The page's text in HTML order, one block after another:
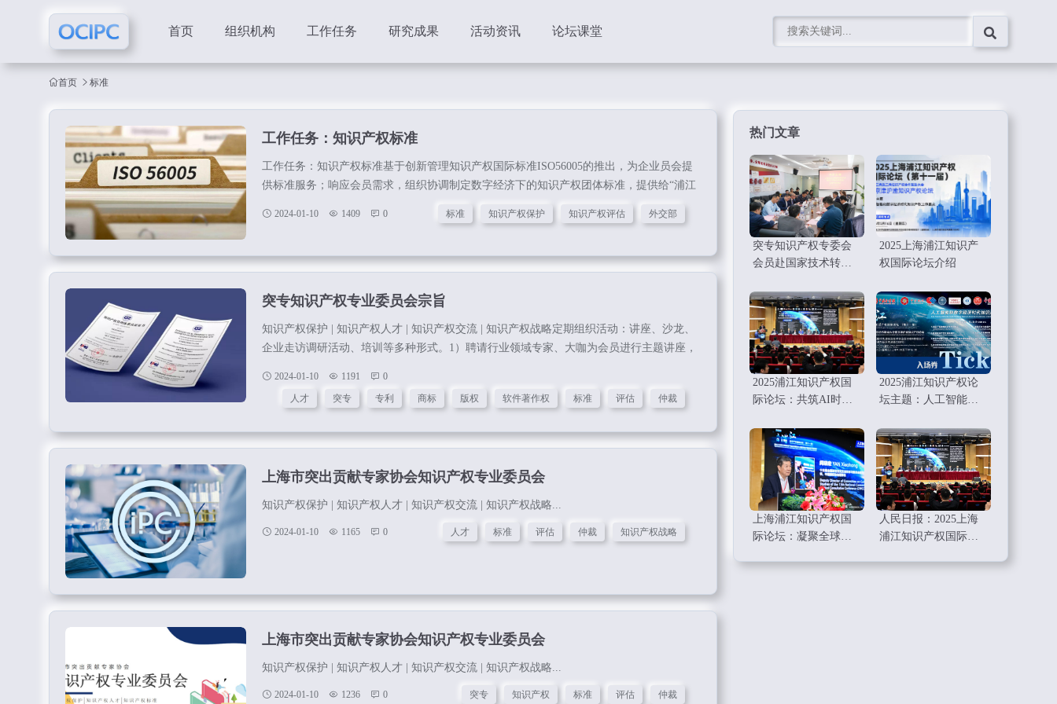
首页 组织机构 工作任务 研究成果 活动资讯 论坛课堂
首页 标准
工作任务：知识产权标准
工作任务：知识产权标准基于创新管理知识产权国际标准ISO56005的推出，为企业员会提
供标准服务；响应会员需求，组织协调制定数字经济下的知识产权团体标准，提供给“浦江
2024-01-10 1409 0 标准 知识产权保护 知识产权评估 外交部
突专知识产权专业委员会宗旨
知识产权保护 | 知识产权人才 | 知识产权交流 | 知识产权战略定期组织活动：讲座、沙龙、
企业走访调研活动、培训等多种形式。1）聘请行业领域专家、大咖为会员进行主题讲座，
权问题。4）承办知识产权培训活动，以提升知识产权工作者的专业能力。5）与政府或其
的交流，获取更多的资源。...
2024-01-10 1191
0
人才
突专 专利 商标 版权 软件著作权 标准 评估 仲裁
上海市突出贡献专家协会知识产权专业委员会
知识产权保护 | 知识产权人才 | 知识产权交流 | 知识产权战略...
2024-01-10 1165 0 人才 标准 评估 仲裁 知识产权战略
上海市突出贡献专家协会知识产权专业委员会
知识产权保护 | 知识产权人才 | 知识产权交流 | 知识产权战略...
2024-01-10 1236 0 突专 知识产权 标准 评估 仲裁
热门文章
突专知识产权专委会
会员赴国家技术转移
习
2025上海浦江知识产
权国际论坛介绍
2025浦江知识产权国
际论坛：共筑AI时代
2025浦江知识产权论
坛主题：人工智能和
权工作要点
上海浦江知识产权国
际论坛：凝聚全球智
人民日报：2025上海
浦江知识产权国际论